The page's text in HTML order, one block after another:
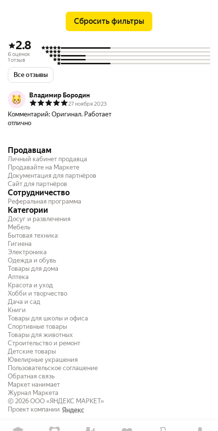
Сбросить фильтры
2.8
6 оценок
1 отзыв
Все отзывы
Владимир Бородин
27 ноября 2023
Комментарий: Оригинал. Работает
отлично
Продавцам
Личный кабинет продавца
Продавайте на Маркете
Документация для партнёров
Сайт для партнёров
Сотрудничество
Реферальная программа
Категории
Досуг и развлечения
Мебель
Бытовая техника
Гигиена
Электроника
Одежда и обувь
Товары для дома
Аптека
Красота и уход
Хобби и творчество
Дача и сад
Книги
Товары для школы и офиса
Спортивные товары
Товары для животных
Строительство и ремонт
Детские товары
Ювелирные украшения
Пользовательское соглашение
Обратная связь
Маркет нанимает
Журнал Маркета
© 2026 ООО «ЯНДЕКС МАРКЕТ»
Проект компании